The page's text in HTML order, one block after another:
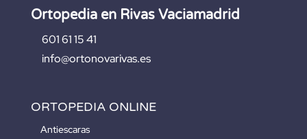
Ortopedia en Rivas Vaciamadrid
601 61 15 41
info@ortonovarivas.es
ORTOPEDIA ONLINE
Antiescaras